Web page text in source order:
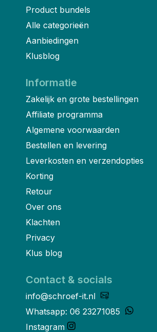
Product bundels
Alle categorieën
Aanbiedingen
Klusblog
Informatie
Zakelijk en grote bestellingen
Affiliate programma
Algemene voorwaarden
Bestellen en levering
Leverkosten en verzendopties
Korting
Retour
Over ons
Klachten
Privacy
Klus blog
Contact & socials
info@schroef-it.nl
Whatsapp: 06 23271085
Instagram